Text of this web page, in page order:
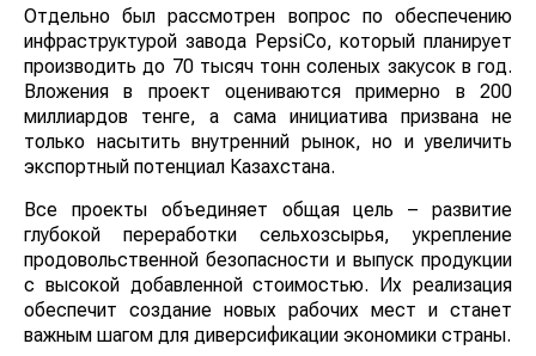
Отдельно был рассмотрен вопрос по обеспечению
инфраструктурой завода PepsiCo, который планирует
производить до 70 тысяч тонн соленых закусок в год.
Вложения в проект оцениваются примерно в 200
миллиардов тенге, а сама инициатива призвана не
только насытить внутренний рынок, но и увеличить
экспортный потенциал Казахстана.
Все проекты объединяет общая цель – развитие
глубокой переработки сельхозсырья, укрепление
продовольственной безопасности и выпуск продукции
с высокой добавленной стоимостью. Их реализация
обеспечит создание новых рабочих мест и станет
важным шагом для диверсификации экономики страны.